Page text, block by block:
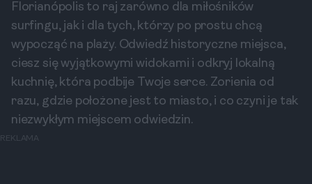
Florianópolis to raj zarówno dla miłośników
surfingu, jak i dla tych, którzy po prostu chcą
wypocząć na plaży. Odwiedź historyczne miejsca,
ciesz się wyjątkowymi widokami i odkryj lokalną
kuchnię, która podbije Twoje serce. Zorienia od
razu, gdzie położone jest to miasto, i co czyni je tak
niezwykłym miejscem odwiedzin.
REKLAMA